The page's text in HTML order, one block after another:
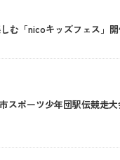
む「nicoキッズフェス」
スポーツ少年団駅伝競走